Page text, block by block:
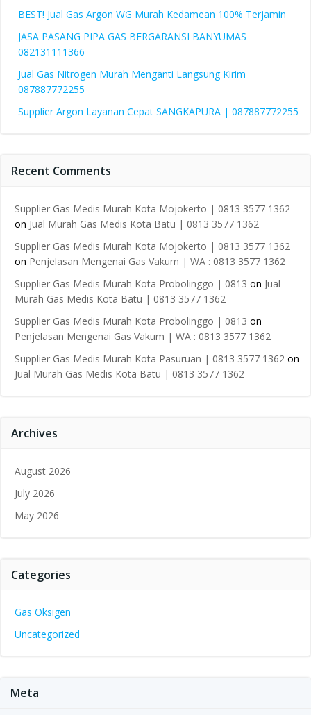
BEST! Jual Gas Argon WG Murah Kedamean 100% Terjamin
JASA PASANG PIPA GAS BERGARANSI BANYUMAS
082131111366
Jual Gas Nitrogen Murah Menganti Langsung Kirim
087887772255
Supplier Argon Layanan Cepat SANGKAPURA | 087887772255
Recent Comments
Supplier Gas Medis Murah Kota Mojokerto | 0813 3577 1362
on Jual Murah Gas Medis Kota Batu | 0813 3577 1362
Supplier Gas Medis Murah Kota Mojokerto | 0813 3577 1362
on Penjelasan Mengenai Gas Vakum | WA : 0813 3577 1362
Supplier Gas Medis Murah Kota Probolinggo | 0813 on Jual
Murah Gas Medis Kota Batu | 0813 3577 1362
Supplier Gas Medis Murah Kota Probolinggo | 0813 on
Penjelasan Mengenai Gas Vakum | WA : 0813 3577 1362
Supplier Gas Medis Murah Kota Pasuruan | 0813 3577 1362 on
Jual Murah Gas Medis Kota Batu | 0813 3577 1362
Archives
August 2026
July 2026
May 2026
Categories
Gas Oksigen
Uncategorized
Meta